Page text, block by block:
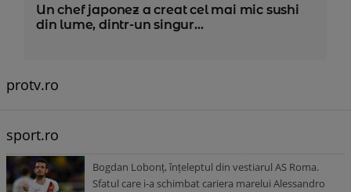
Un chef japonez a creat cel mai mic sushi
din lume, dintr-un singur...
protv.ro
sport.ro
Bogdan Lobonț, înțeleptul din vestiarul AS Roma.
Sfatul care i-a schimbat cariera marelui Alessandro